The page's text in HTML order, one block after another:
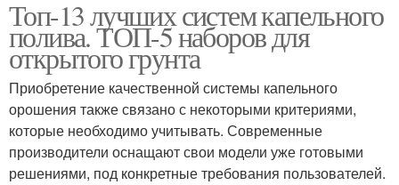
Топ-13 лучших систем капельного
полива. ТОП-5 наборов для
открытого грунта
Приобретение качественной системы капельного
орошения также связано с некоторыми критериями,
которые необходимо учитывать. Современные
производители оснащают свои модели уже готовыми
решениями, под конкретные требования пользователей.